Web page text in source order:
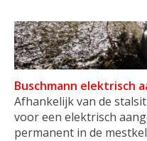
Buschmann elektrisch
Afhankelijk van de
voor een elektrisch
permanent in de